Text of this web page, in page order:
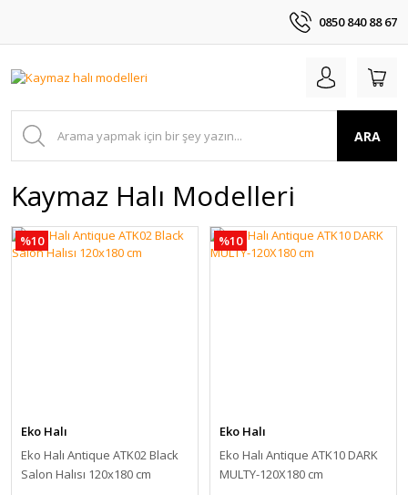
0850 840 88 67
ARA
Kaymaz Halı Modelleri
%10
Eko Halı
Eko Halı Antique ATK02 Black
Salon Halısı 120x180 cm
%10
Eko Halı
Eko Halı Antique ATK10 DARK
MULTY-120X180 cm